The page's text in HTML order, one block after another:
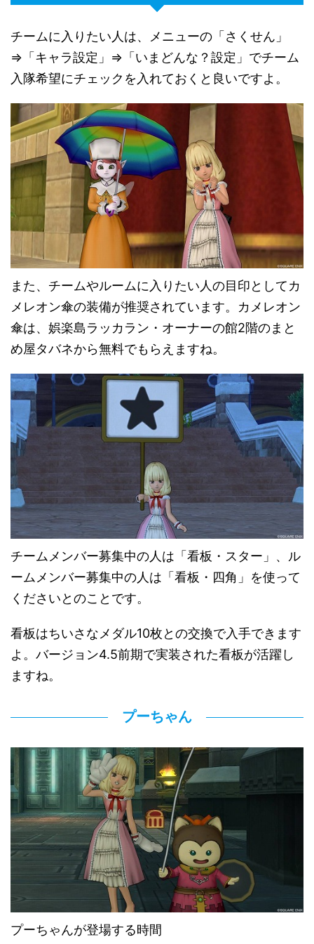
チームに入りたい人は、メニューの「さくせん」
⇒「キャラ設定」⇒「いまどんな？設定」でチーム
入隊希望にチェックを入れておくと良いですよ。
また、チームやルームに入りたい人の目印としてカ
メレオン傘の装備が推奨されています。カメレオン
傘は、娯楽島ラッカラン・オーナーの館2階のまと
め屋タバネから無料でもらえますね。
チームメンバー募集中の人は「看板・スター」、ル
ームメンバー募集中の人は「看板・四角」を使って
くださいとのことです。
看板はちいさなメダル10枚との交換で入手できます
よ。バージョン4.5前期で実装された看板が活躍し
ますね。
プーちゃん
プーちゃんが登場する時間